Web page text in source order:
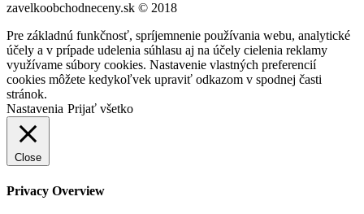
zavelkoobchodneceny.sk © 2018
Pre základnú funkčnosť, spríjemnenie používania webu, analytické
účely a v prípade udelenia súhlasu aj na účely cielenia reklamy
využívame súbory cookies. Nastavenie vlastných preferencií
cookies môžete kedykoľvek upraviť odkazom v spodnej časti
stránok.
Nastavenia Prijať všetko
Close
Privacy Overview